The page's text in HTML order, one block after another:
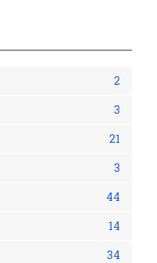
2
3
21
3
44
14
34